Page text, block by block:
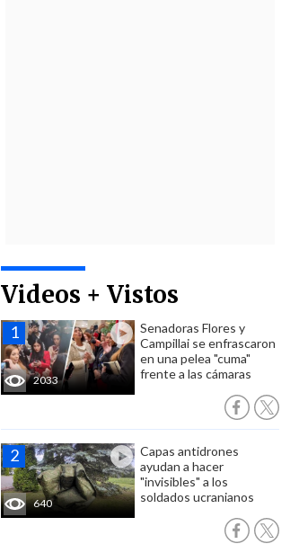
Videos + Vistos
2033
Senadoras Flores y
Campillai se enfrascaron
en una pelea "cuma"
frente a las cámaras
640
Capas antidrones
ayudan a hacer
"invisibles" a los
soldados ucranianos